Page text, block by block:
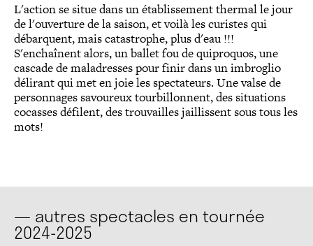
L'action se situe dans un établissement thermal le jour
de l'ouverture de la saison, et voilà les curistes qui
débarquent, mais catastrophe, plus d'eau !!!
S'enchaînent alors, un ballet fou de quiproquos, une
cascade de maladresses pour finir dans un imbroglio
délirant qui met en joie les spectateurs. Une valse de
personnages savoureux tourbillonnent, des situations
cocasses défilent, des trouvailles jaillissent sous tous les
mots!
— autres spectacles en tournée
2024-2025